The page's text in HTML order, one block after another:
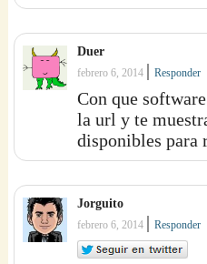
Duer
febrero 6, 2014 |Responder
Con que
la url y te
disponibles para
Jorguito
febrero 6, 2014 |Responder